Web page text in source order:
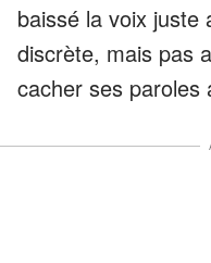
baissé la voix juste
discrète, mais pas
cacher ses paroles